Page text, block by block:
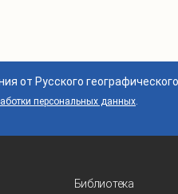
от Русского
персональных данных.
Библиотека